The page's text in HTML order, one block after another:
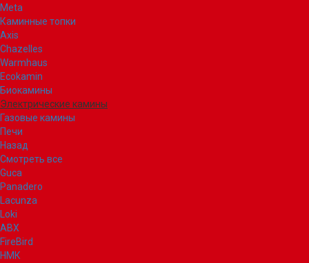
Meta
Каминные топки
Axis
Chazelles
Warmhaus
Ecokamin
Биокамины
Электрические камины
Газовые камины
Печи
Назад
Смотреть все
Guca
Panadero
Lacunza
Loki
ABX
FireBird
НМК